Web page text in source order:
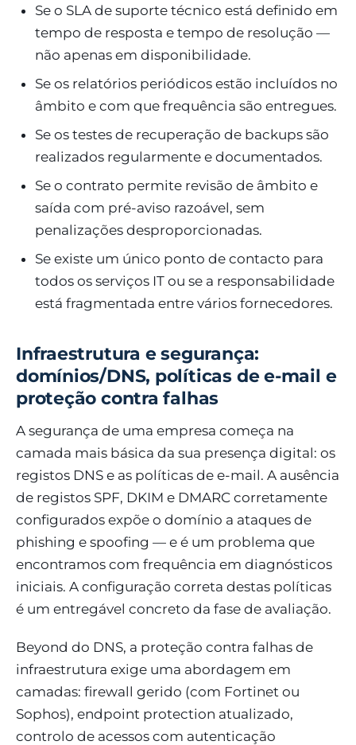
Se o SLA de suporte técnico está definido em
tempo de resposta e tempo de resolução —
não apenas em disponibilidade.
Se os relatórios periódicos estão incluídos no
âmbito e com que frequência são entregues.
Se os testes de recuperação de backups são
realizados regularmente e documentados.
Se o contrato permite revisão de âmbito e
saída com pré-aviso razoável, sem
penalizações desproporcionadas.
Se existe um único ponto de contacto para
todos os serviços IT ou se a responsabilidade
está fragmentada entre vários fornecedores.
Infraestrutura e segurança:
domínios/DNS, políticas de e-mail e
proteção contra falhas
A segurança de uma empresa começa na
camada mais básica da sua presença digital: os
registos DNS e as políticas de e-mail. A ausência
de registos SPF, DKIM e DMARC corretamente
configurados expõe o domínio a ataques de
phishing e spoofing — e é um problema que
encontramos com frequência em diagnósticos
iniciais. A configuração correta destas políticas
é um entregável concreto da fase de avaliação.
Beyond do DNS, a proteção contra falhas de
infraestrutura exige uma abordagem em
camadas: firewall gerido (com Fortinet ou
Sophos), endpoint protection atualizado,
controlo de acessos com autenticação